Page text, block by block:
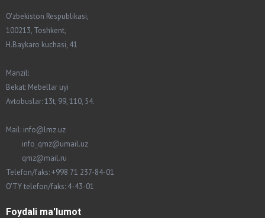
O'zbekiston Respublikasi,
100213, Toshkent,
H.Baykaro kuchasi, 41
Manzil:
Bekat: Mebellar uyi
Avtobuslar: 13t, 99, 110, 54.
Mail: info@lmz.uz
info_qmz@umail.uz
qmz@mail.ru
Telefon/faks: +998 71 237-84-01
O'TY telefon/faks: 4-43-01
Foydali ma'lumot